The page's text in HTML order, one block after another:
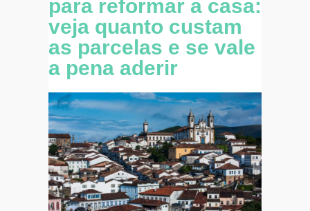
para reformar a casa:
veja quanto custam
as parcelas e se vale
a pena aderir